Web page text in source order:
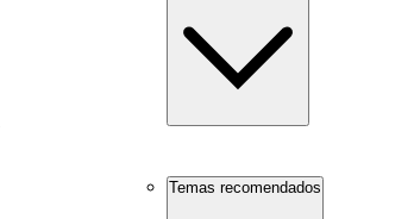
Temas recomendados